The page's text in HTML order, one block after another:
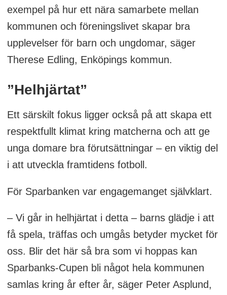
exempel på hur ett nära samarbete mellan
kommunen och föreningslivet skapar bra
upplevelser för barn och ungdomar, säger
Therese Edling, Enköpings kommun.
”Helhjärtat”
Ett särskilt fokus ligger också på att skapa ett
respektfullt klimat kring matcherna och att ge
unga domare bra förutsättningar – en viktig del
i att utveckla framtidens fotboll.
För Sparbanken var engagemanget självklart.
– Vi går in helhjärtat i detta – barns glädje i att
få spela, träffas och umgås betyder mycket för
oss. Blir det här så bra som vi hoppas kan
Sparbanks-Cupen bli något hela kommunen
samlas kring år efter år, säger Peter Asplund,